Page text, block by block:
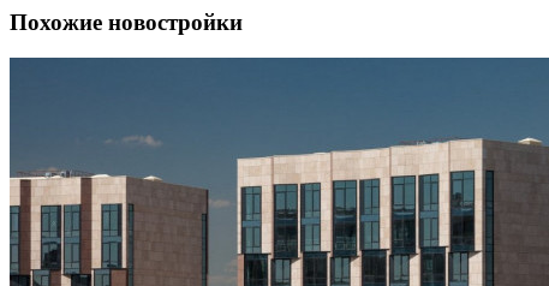
Похожие новостройки